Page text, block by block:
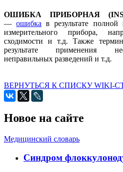
ОШИБКА ПРИБОРНАЯ
—ошибка в результате
измерительного прибора,
сходимости и т.д. Также
результате применения
неправильных разведений и т.д.
ВЕРНУТЬСЯ К СПИСКУ WIKI-
Новое на сайте
Медицинский словарь
Cиндром